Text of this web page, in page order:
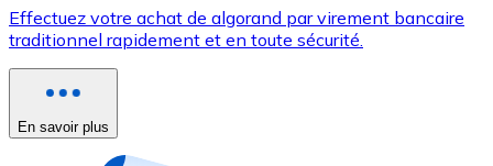
Utilisez les cartes Visa et Mastercard pour acheter
Acheter avec carte
Nouveau
Effectuez votre achat de algorand par virement bancaire
traditionnel rapidement et en toute sécurité.
En savoir plus